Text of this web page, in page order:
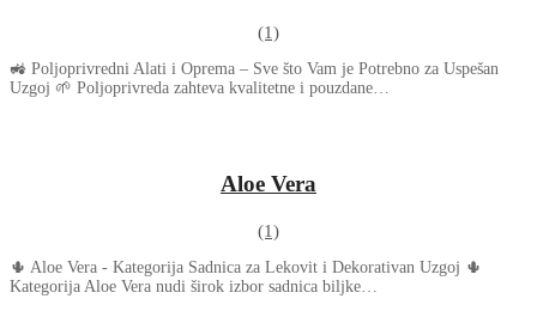
(1)
🚜 Poljoprivredni Alati i Oprema – Sve što Vam je Potrebno za Uspešan
Uzgoj 🌱 Poljoprivreda zahteva kvalitetne i pouzdane…
Aloe Vera
(1)
🌵 Aloe Vera - Kategorija Sadnica za Lekovit i Dekorativan Uzgoj 🌵
Kategorija Aloe Vera nudi širok izbor sadnica biljke…